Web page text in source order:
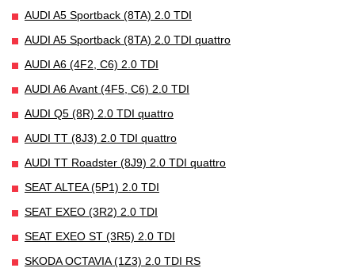
AUDI A5 Sportback (8TA) 2.0 TDI
AUDI A5 Sportback (8TA) 2.0 TDI quattro
AUDI A6 (4F2, C6) 2.0 TDI
AUDI A6 Avant (4F5, C6) 2.0 TDI
AUDI Q5 (8R) 2.0 TDI quattro
AUDI TT (8J3) 2.0 TDI quattro
AUDI TT Roadster (8J9) 2.0 TDI quattro
SEAT ALTEA (5P1) 2.0 TDI
SEAT EXEO (3R2) 2.0 TDI
SEAT EXEO ST (3R5) 2.0 TDI
SKODA OCTAVIA (1Z3) 2.0 TDI RS